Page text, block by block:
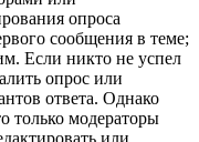
опроса
сообщения в теме;
Если никто не успел
опрос или
ответа. Однако
только модераторы
или